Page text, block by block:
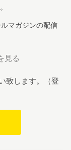
マガジンの配信
見る
致します。（登